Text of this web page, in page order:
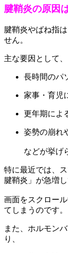
腱鞘炎の原因
腱鞘炎やばね指
せん。
主な要因として、
長時間のパ
家事・育児
更年期によ
姿勢の崩れ
などが挙げ
特に最近では、
腱鞘炎」が急増し
画面をスクロー
てしまうのです。
また、ホルモン
り、